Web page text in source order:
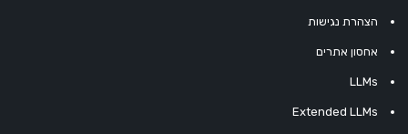
הצהרת נגישות
אחסון אתרים
LLMs
Extended LLMs